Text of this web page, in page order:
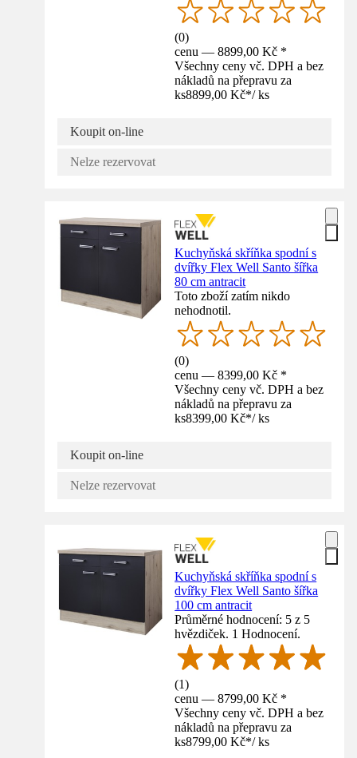
(0)
cenu — 8899,00 Kč *
Všechny ceny vč. DPH a bez
nákladů na přepravu za
ks8899,00 Kč*/ ks
Koupit on-line
Nelze rezervovat
Kuchyňská skříňka spodní s
dvířky Flex Well Santo šířka
80 cm antracit
Toto zboží zatím nikdo
nehodnotil.
(0)
cenu — 8399,00 Kč *
Všechny ceny vč. DPH a bez
nákladů na přepravu za
ks8399,00 Kč*/ ks
Koupit on-line
Nelze rezervovat
Kuchyňská skříňka spodní s
dvířky Flex Well Santo šířka
100 cm antracit
Průměrné hodnocení: 5 z 5
hvězdiček. 1 Hodnocení.
(1)
cenu — 8799,00 Kč *
Všechny ceny vč. DPH a bez
nákladů na přepravu za
ks8799,00 Kč*/ ks